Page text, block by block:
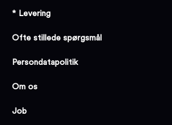
* Levering
Ofte stillede spørgsmål
Persondatapolitik
Om os
Job